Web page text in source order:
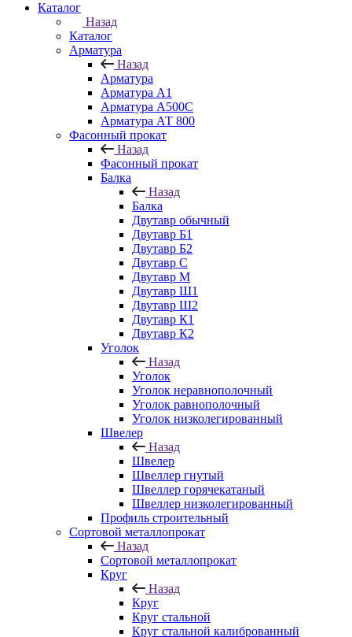
Каталог
Назад
Каталог
Арматура
Назад
Арматура
Арматура А1
Арматура А500С
Арматура АТ 800
Фасонный прокат
Назад
Фасонный прокат
Балка
Назад
Балка
Двутавр обычный
Двутавр Б1
Двутавр Б2
Двутавр С
Двутавр М
Двутавр Ш1
Двутавр Ш2
Двутавр К1
Двутавр К2
Уголок
Назад
Уголок
Уголок неравнополочный
Уголок равнополочный
Уголок низколегированный
Швелер
Назад
Швелер
Швеллер гнутый
Швеллер горячекатаный
Швеллер низколегированный
Профиль строительный
Сортовой металлопрокат
Назад
Сортовой металлопрокат
Круг
Назад
Круг
Круг стальной
Круг стальной калиброванный